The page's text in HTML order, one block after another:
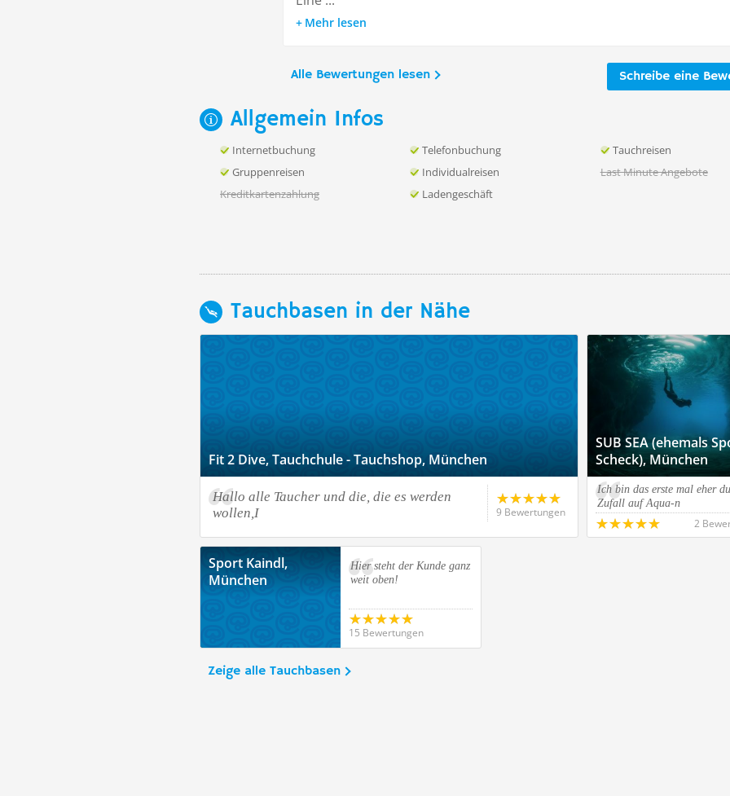
Mehr lesen
Schreibe eine
Alle Bewertungen lesen
Allgemein Infos
Internetbuchung Telefonbuchung
Tauchreisen
Gruppenreisen
Individualreisen
Last Minute Angebote
Kreditkartenzahlung
Ladengeschäft
Tauchbasen in der Nähe
Fit 2 Dive, Tauchchule - Tauchshop, München
Hallo alle Taucher und die, die es werden
wollen,I
9 Bewertungen
SUB SEA (ehemals
Scheck), München
Ich bin das erste mal eher
Zufall auf Aqua-n
2
Sport Kaindl,
München
Hier steht der Kunde ganz
weit oben!
15 Bewertungen
Zeige alle Tauchbasen